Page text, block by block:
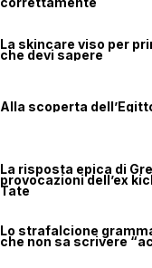
La skincare viso per
che devi sapere
Alla scoperta
La risposta epica di
provocazioni dell’ex
Tate
Lo strafalcione
che non sa scrivere